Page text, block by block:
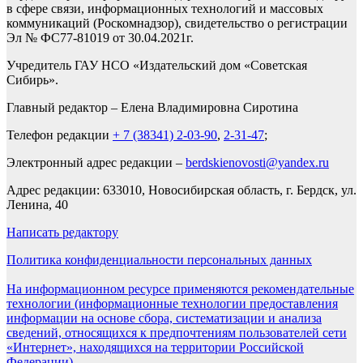
в сфере связи, информационных технологий и массовых
коммуникаций (Роскомнадзор), свидетельство о регистрации
Эл № ФС77-81019 от 30.04.2021г.
Учредитель ГАУ НСО «Издательский дом «Советская
Сибирь».
Главный редактор – Елена Владимировна Сиротина
Телефон редакции + 7 (38341) 2-03-90, 2-31-47;
Электронный адрес редакции – berdskienovosti@yandex.ru
Адрес редакции: 633010, Новосибирская область, г. Бердск, ул.
Ленина, 40
Написать редактору
Политика конфиденциальности персональных данных
На информационном ресурсе применяются рекомендательные
технологии (информационные технологии предоставления
информации на основе сбора, систематизации и анализа
сведений, относящихся к предпочтениям пользователей сети
«Интернет», находящихся на территории Российской